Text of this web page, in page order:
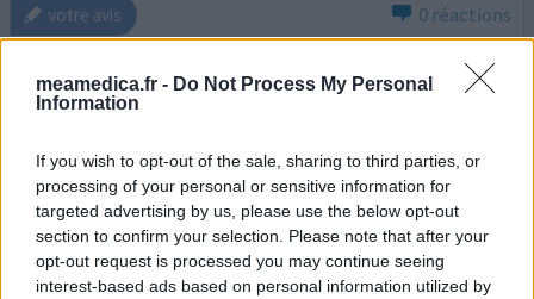
meamedica.fr - Do Not Process My Personal
Information
If you wish to opt-out of the sale, sharing to third parties, or
processing of your personal or sensitive information for
targeted advertising by us, please use the below opt-out
section to confirm your selection. Please note that after your
opt-out request is processed you may continue seeing
interest-based ads based on personal information utilized by
votre avis 0 réactions
Venlafaxine
venlafaxine (150mg)
Dépression
Efficacité
Quantité effets secondaires